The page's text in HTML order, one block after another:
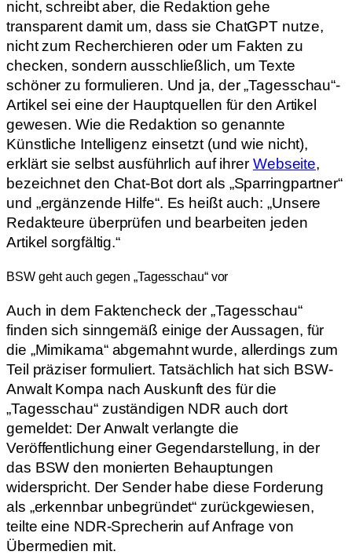
nicht, schreibt aber, die Redaktion gehe
transparent damit um, dass sie ChatGPT nutze,
nicht zum Recherchieren oder um Fakten zu
checken, sondern ausschließlich, um Texte
schöner zu formulieren. Und ja, der „Tagesschau“-
Artikel sei eine der Hauptquellen für den Artikel
gewesen. Wie die Redaktion so genannte
Künstliche Intelligenz einsetzt (und wie nicht),
erklärt sie selbst ausführlich auf ihrer Webseite,
bezeichnet den Chat-Bot dort als „Sparringpartner“
und „ergänzende Hilfe“. Es heißt auch: „Unsere
Redakteure überprüfen und bearbeiten jeden
Artikel sorgfältig.“
BSW geht auch gegen „Tagesschau“ vor
Auch in dem Faktencheck der „Tagesschau“
finden sich sinngemäß einige der Aussagen, für
die „Mimikama“ abgemahnt wurde, allerdings zum
Teil präziser formuliert. Tatsächlich hat sich BSW-
Anwalt Kompa nach Auskunft des für die
„Tagesschau“ zuständigen NDR auch dort
gemeldet: Der Anwalt verlangte die
Veröffentlichung einer Gegendarstellung, in der
das BSW den monierten Behauptungen
widerspricht. Der Sender habe diese Forderung
als „erkennbar unbegründet“ zurückgewiesen,
teilte eine NDR-Sprecherin auf Anfrage von
Übermedien mit.